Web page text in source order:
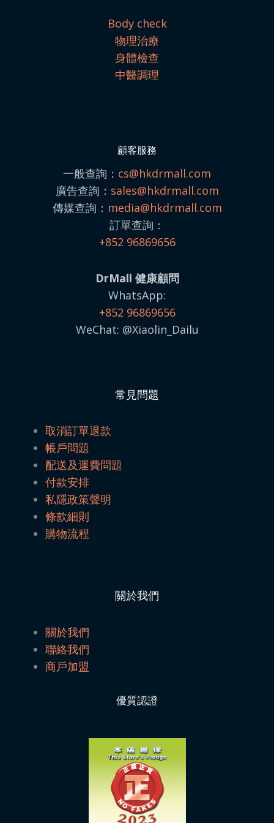
Body check
物理治療
身體檢查
中醫調理
顧客服務
一般查詢： cs@hkdrmall.com
廣告查詢： sales@hkdrmall.com
傳媒查詢： media@hkdrmall.com
訂單查詢：
+852 96869656
DrMall 健康顧問
WhatsApp:
+852 96869656
WeChat: @Xiaolin_Dailu
常見問題
取消訂單退款
帳戶問題
配送及運費問題
付款安排
私隱政策聲明
條款細則
購物流程
關於我們
關於我們
聯絡我們
商戶加盟
優質認證